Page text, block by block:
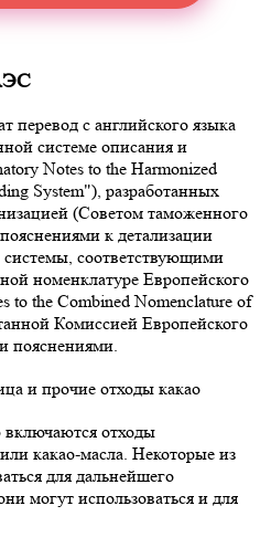
с английского языка
системе описания и
Notes to the Harmonized
System"), разработанных
(Советом таможенного
к детализации
соответствующими
номенклатуре Европейского
to the Combined Nomenclature of
Комиссией Европейского
пояснениями.
и прочие отходы какао
отходы
какао-масла. Некоторые из
для дальнейшего
могут использоваться и для